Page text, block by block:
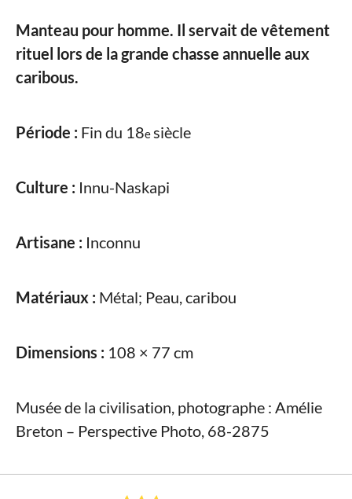
Manteau pour homme. Il servait de vêtement
rituel lors de la grande chasse annuelle aux
caribous.
Période : Fin du 18esiècle
Culture : Innu-Naskapi
Artisane : Inconnu
Matériaux : Métal; Peau, caribou
Dimensions : 108 × 77 cm
Musée de la civilisation, photographe : Amélie
Breton – Perspective Photo, 68-2875